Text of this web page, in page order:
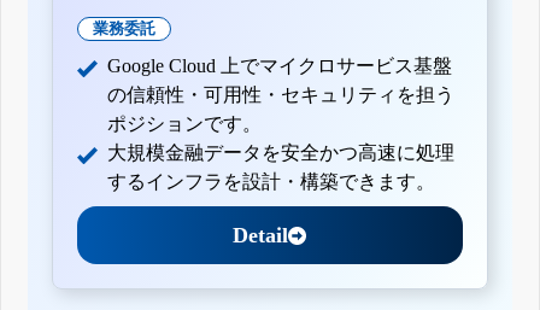
業務委託
Google Cloud 上でマイクロサービス基盤
の信頼性・可用性・セキュリティを担う
ポジションです。
大規模金融データを安全かつ高速に処理
するインフラを設計・構築できます。
Detail